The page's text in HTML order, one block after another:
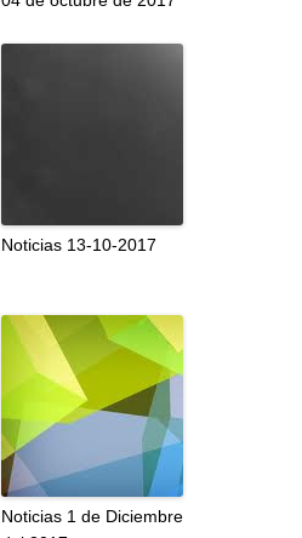
Noticias 13-10-2017
Noticias 1 de Diciembre